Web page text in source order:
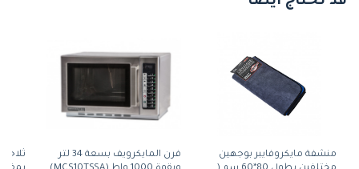
منشفة مايكروفايبر بوجهين
فرن المايكرويف بسعة 34 لتر